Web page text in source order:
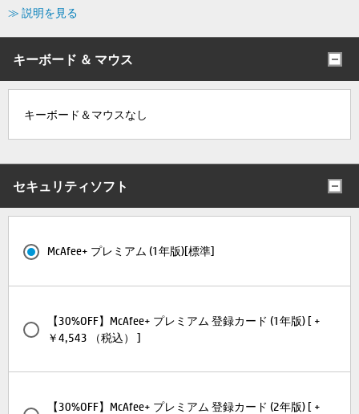
≫ 説明を見る
キーボード ＆ マウス
キーボード＆マウスなし
セキュリティソフト
McAfee+ プレミアム (1年版)[標準]
【30%OFF】McAfee+ プレミアム 登録カード (1年版) [ +
￥4,543 （税込） ]
【30%OFF】McAfee+ プレミアム 登録カード (2年版) [ +